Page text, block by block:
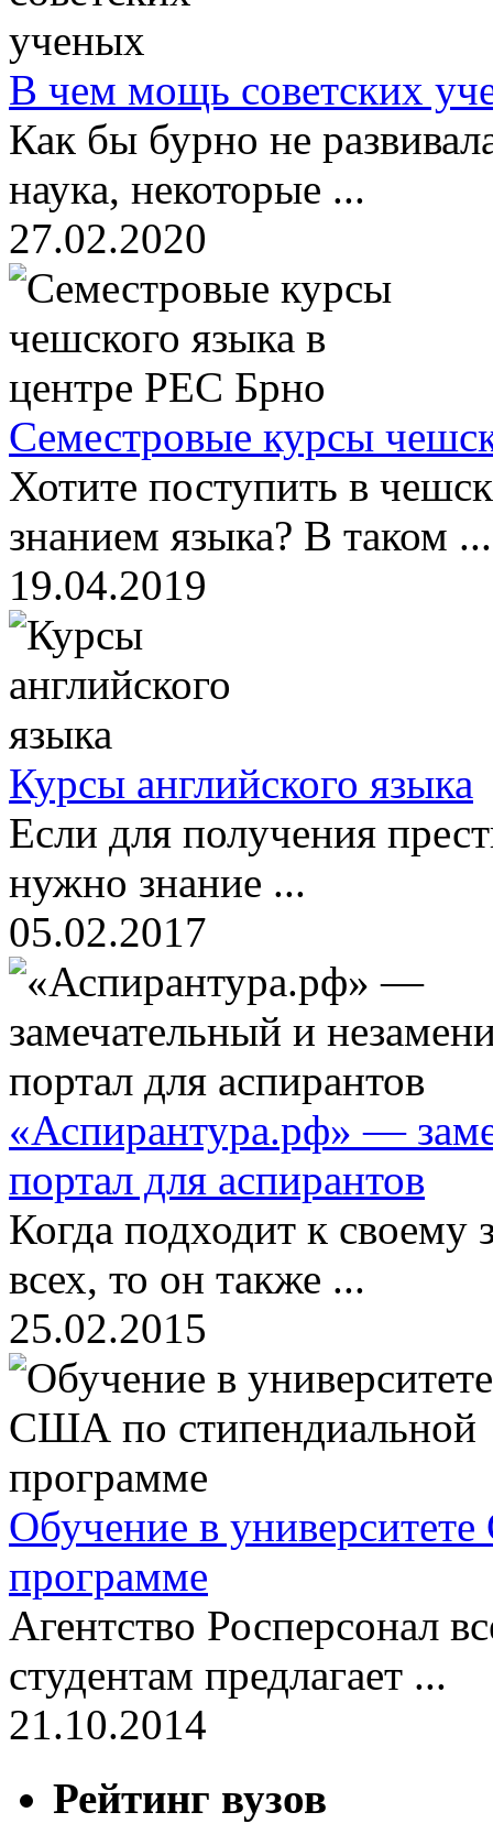
В чем мощь советских
Как бы бурно не
наука, некоторые ...
27.02.2020
Семестровые курсы
Хотите поступить в
знанием языка? В таком ...
19.04.2019
Курсы английского языка
Если для получения
нужно знание ...
05.02.2017
«Аспирантура.рф» —
портал для аспирантов
Когда подходит к
всех, то он также ...
25.02.2015
Обучение в
программе
Агентство Росперсонал
студентам предлагает ...
21.10.2014
Рейтинг вузов